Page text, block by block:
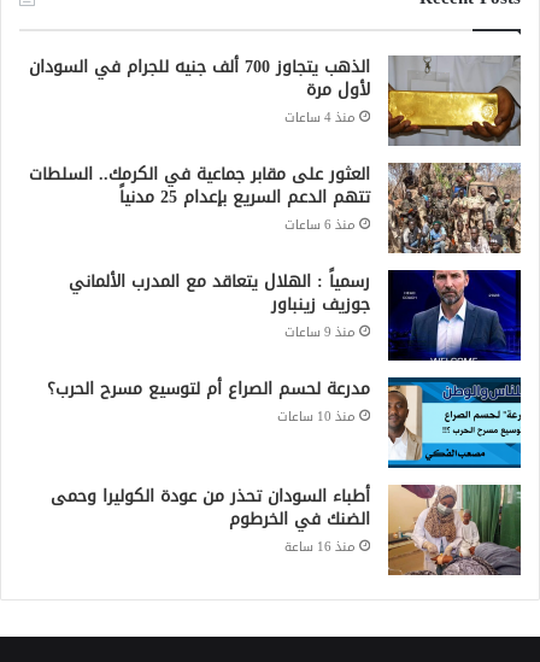
الذهب يتجاوز 700 ألف جنيه للجرام في السودان
لأول مرة
منذ 4 ساعات
العثور على مقابر جماعية في الكرمك.. السلطات
تتهم الدعم السريع بإعدام 25 مدنياً
منذ 6 ساعات
رسمياً : الهلال يتعاقد مع المدرب الألماني
جوزيف زينباور
منذ 9 ساعات
مدرعة لحسم الصراع أم لتوسيع مسرح الحرب؟
منذ 10 ساعات
أطباء السودان تحذر من عودة الكوليرا وحمى
الضنك في الخرطوم
منذ 16 ساعة